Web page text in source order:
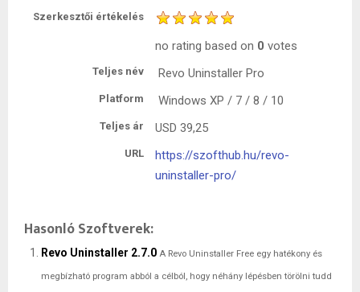
Szerkesztői értékelés
no rating based on 0 votes
Teljes név Revo Uninstaller Pro
Platform Windows XP / 7 / 8 / 10
Teljes ár USD 39,25
URL
https://szofthub.hu/revo-
uninstaller-pro/
Hasonló Szoftverek:
Revo Uninstaller 2.7.0 A Revo Uninstaller Free egy hatékony és
megbízható program abból a célból, hogy néhány lépésben törölni tudd